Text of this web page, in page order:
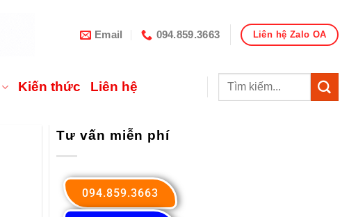
Email 094.859.3663 Liên hệ Zalo OA
Kiến thức Liên hệ
Tư vấn miễn phí
094.859.3663